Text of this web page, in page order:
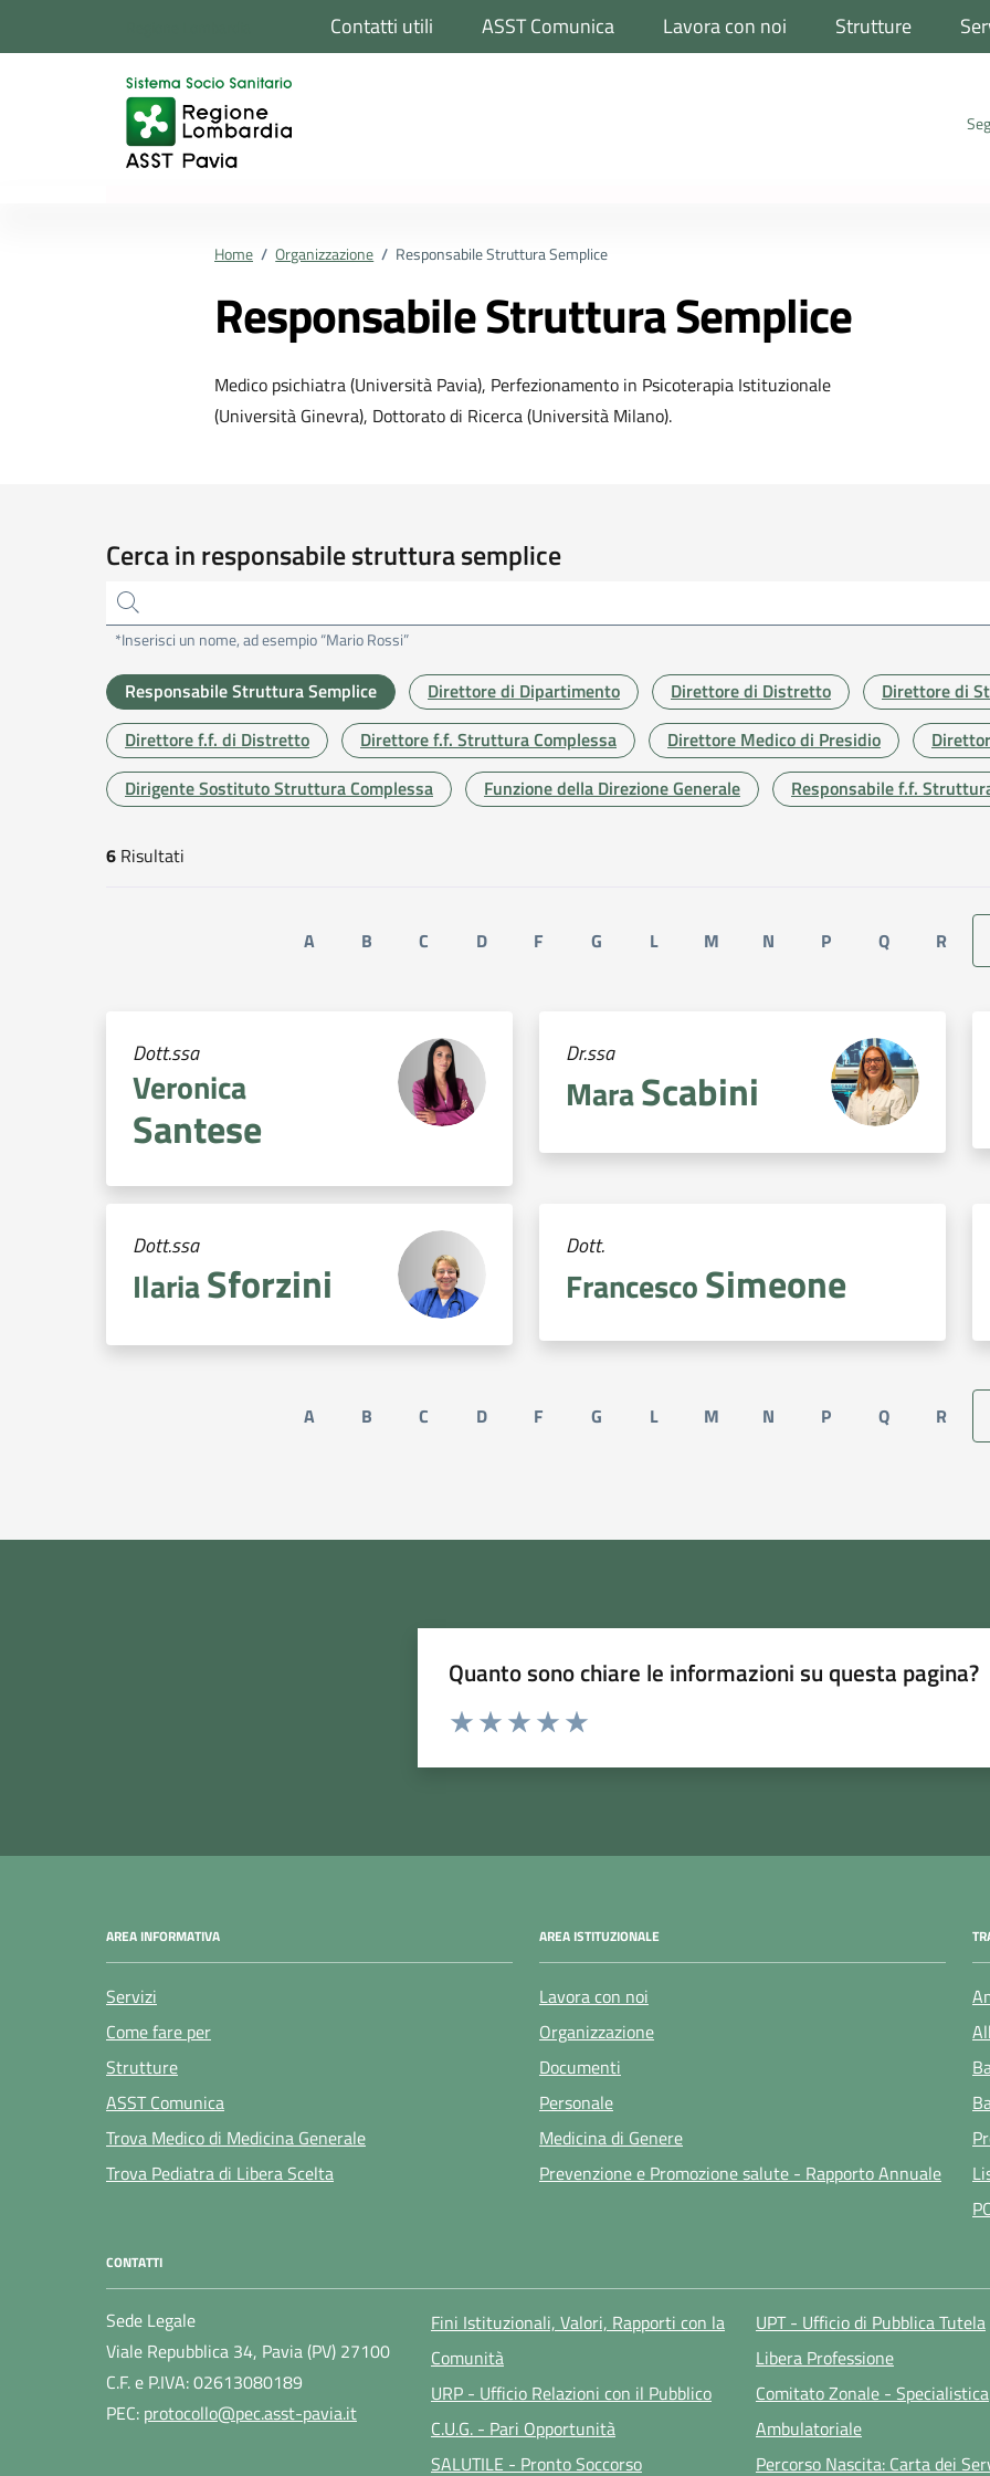
Contatti utili ASST Comunica Lavora con noi Strutture
Home / Organizzazione / Responsabile Struttura Semplice
Responsabile Struttura Semplice
Medico psichiatra (Università Pavia), Perfezionamento in Psicoterapia Istituzionale
(Università Ginevra), Dottorato di Ricerca (Università Milano).
Cerca in responsabile struttura semplice
*Inserisci un nome, ad esempio “Mario Rossi”
Responsabile Struttura Semplice Direttore di Dipartimento Direttore di Distretto
Direttore di
Direttore f.f. di Distretto
Direttore f.f. Struttura Complessa Direttore Medico di Presidio
Dirigente Sostituto Struttura Complessa
Funzione della Direzione Generale Responsabile f.f.
risultati di ricerca
6 Risultati
A B C D F G L M N P Q R
Dott.ssa
Veronica
Santese
Dr.ssa
MaraScabini
Dott.ssa
IlariaSforzini
Dott.
FrancescoSimeone
A B C D F G L M N P Q R
Quanto sono chiare le informazioni su questa pagina?
Rating:
AREA INFORMATIVA
Servizi
Come fare per
Strutture
ASST Comunica
Trova Medico di Medicina Generale
Trova Pediatra di Libera Scelta
AREA ISTITUZIONALE
Lavora con noi
Organizzazione
Documenti
Personale
Medicina di Genere
Prevenzione e Promozione salute - Rapporto Annuale
CONTATTI
Sede Legale
Viale Repubblica 34, Pavia (PV) 27100
C.F. e P.IVA: 02613080189
PEC: protocollo@pec.asst-pavia.it
Fini Istituzionali, Valori, Rapporti con la
Comunità
URP - Ufficio Relazioni con il Pubblico
C.U.G. - Pari Opportunità
SALUTILE - Pronto Soccorso
UPT - Ufficio di Pubblica Tutela
Libera Professione
Comitato Zonale - Specialistica
Ambulatoriale
Percorso Nascita: Carta dei